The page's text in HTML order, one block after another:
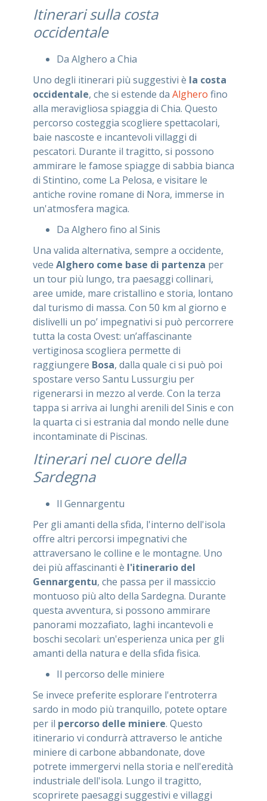
Itinerari sulla costa
occidentale
Da Alghero a Chia
Uno degli itinerari più suggestivi è la costa
occidentale, che si estende da Alghero fino
alla meravigliosa spiaggia di Chia. Questo
percorso costeggia scogliere spettacolari,
baie nascoste e incantevoli villaggi di
pescatori. Durante il tragitto, si possono
ammirare le famose spiagge di sabbia bianca
di Stintino, come La Pelosa, e visitare le
antiche rovine romane di Nora, immerse in
un'atmosfera magica.
Da Alghero fino al Sinis
Una valida alternativa, sempre a occidente,
vede Alghero come base di partenza per
un tour più lungo, tra paesaggi collinari,
aree umide, mare cristallino e storia, lontano
dal turismo di massa. Con 50 km al giorno e
dislivelli un po’ impegnativi si può percorrere
tutta la costa Ovest: un’affascinante
vertiginosa scogliera permette di
raggiungere Bosa, dalla quale ci si può poi
spostare verso Santu Lussurgiu per
rigenerarsi in mezzo al verde. Con la terza
tappa si arriva ai lunghi arenili del Sinis e con
la quarta ci si estrania dal mondo nelle dune
incontaminate di Piscinas.
Itinerari nel cuore della
Sardegna
Il Gennargentu
Per gli amanti della sfida, l'interno dell'isola
offre altri percorsi impegnativi che
attraversano le colline e le montagne. Uno
dei più affascinanti è l'itinerario del
Gennargentu, che passa per il massiccio
montuoso più alto della Sardegna. Durante
questa avventura, si possono ammirare
panorami mozzafiato, laghi incantevoli e
boschi secolari: un'esperienza unica per gli
amanti della natura e della sfida fisica.
Il percorso delle miniere
Se invece preferite esplorare l'entroterra
sardo in modo più tranquillo, potete optare
per il percorso delle miniere. Questo
itinerario vi condurrà attraverso le antiche
miniere di carbone abbandonate, dove
potrete immergervi nella storia e nell'eredità
industriale dell'isola. Lungo il tragitto,
scoprirete paesaggi suggestivi e villaggi